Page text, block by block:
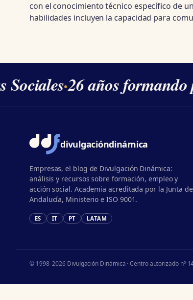
con el conocimiento técnico específico de
habilidades incluyen la capacidad para
Sociales·26 años formando
divulgacióndinámica
Empresas, el blog de Divulgación Dinámica:
análisis y recursos sobre formación, empleo y
acción social. Academia acreditada por la Junta de
Andalucía, Ministerio e ISO 9001.
ES IT PT LATAM
© 1998–2026 Divulgación Dinámica · Centro autorizado nº